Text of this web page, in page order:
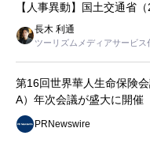
【人事異動】国土交通省
長木 利通
ツーリズムメディアサービス
第16回世界華人生命保険
A）年次会議が盛大に開催
PRNewswire